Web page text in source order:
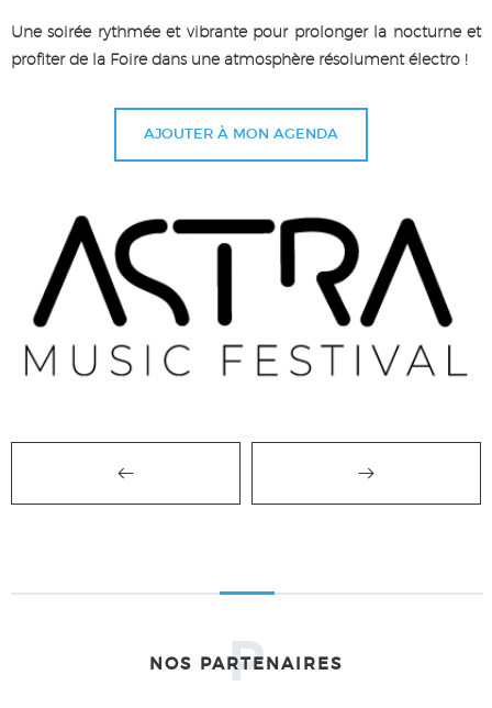
Une soirée rythmée et vibrante pour prolonger la nocturne et
profiter de la Foire dans une atmosphère résolument électro !
AJOUTER À MON AGENDA
NOS PARTENAIRES
P